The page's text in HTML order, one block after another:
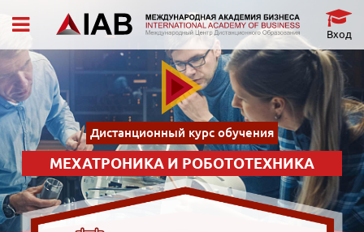
Вход
Дистанционный курс обучения
МЕХАТРОНИКА И РОБОТОТЕХНИКА